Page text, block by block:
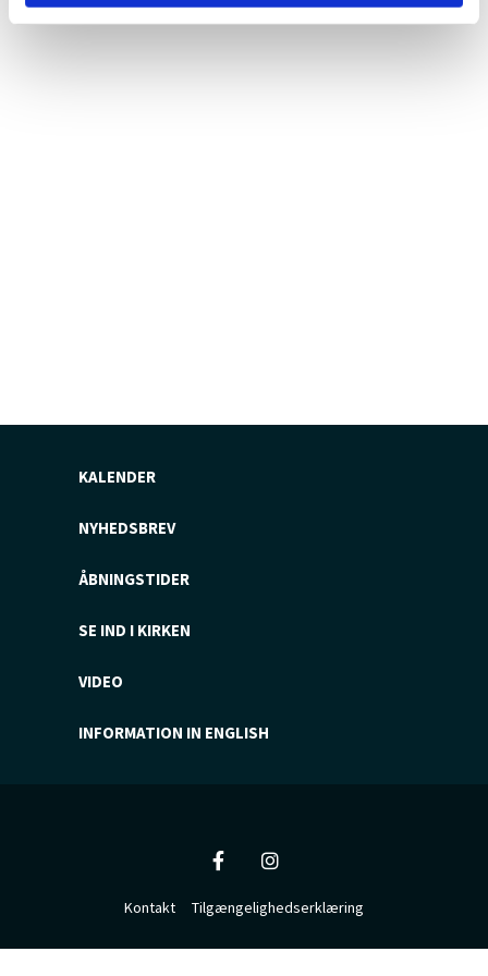
KALENDER
NYHEDSBREV
ÅBNINGSTIDER
SE IND I KIRKEN
VIDEO
INFORMATION IN ENGLISH
Kontakt Tilgængelighedserklæring